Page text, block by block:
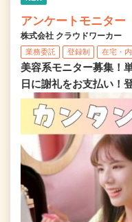
アンケートモニター
株式会社 クラウドワーカー
業務委託 登録制 在宅・
美容系モニター募集！
日に謝礼をお支払い！